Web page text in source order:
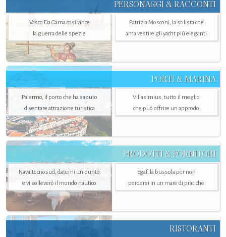
PERSONAGGI & RACCONTI
Vasco Da Gama così vince
la guerra delle spezie
Patrizia Mosconi, la stilista che
ama vestire gli yacht più eleganti
PORTI & MARINA
Palermo, il porto che ha saputo
diventare attrazione turistica
Villasimius, tutto il meglio
che può offrire un approdo
PRODOTTI & FORNITORI
Navaltecnosud, datemi un punto
e vi solleverò il mondo nautico
Egaf, la bussola per non
perdersi in un mare di pratiche
RISTORANTI